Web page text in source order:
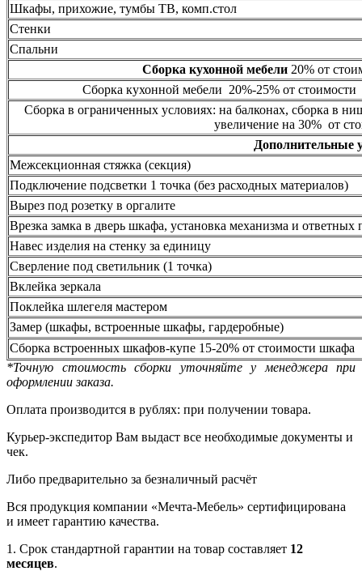
Шкафы, прихожие, тумбы ТВ, комп.стол
Стенки
Спальни
Сборка кухонной мебели20% от
Сборка кухонной мебели 20%-25% от стоимости
Сборка в ограниченных условиях: на балконах, сборка в
увеличение на 30% от
Дополнительные
Межсекционная стяжка (секция)
Подключение подсветки 1 точка (без расходных материалов)
Вырез под розетку в оргалите
Врезка замка в дверь шкафа, установка механизма и ответных
Навес изделия на стенку за единицу
Сверление под светильник (1 точка)
Вклейка зеркала
Поклейка шлегеля мастером
Замер (шкафы, встроенные шкафы, гардеробные)
Сборка встроенных шкафов-купе 15-20% от стоимости шкафа
*Точную стоимость сборки уточняйте у менеджера при
оформлении заказа.
Оплата производится в рублях: при получении товара.
Курьер-экспедитор Вам выдаст все необходимые документы и
чек.
Либо предварительно за безналичный расчёт
Вся продукция компании «Мечта-Мебель» сертифицирована
и имеет гарантию качества.
1. Срок стандартной гарантии на товар составляет 12
месяцев.